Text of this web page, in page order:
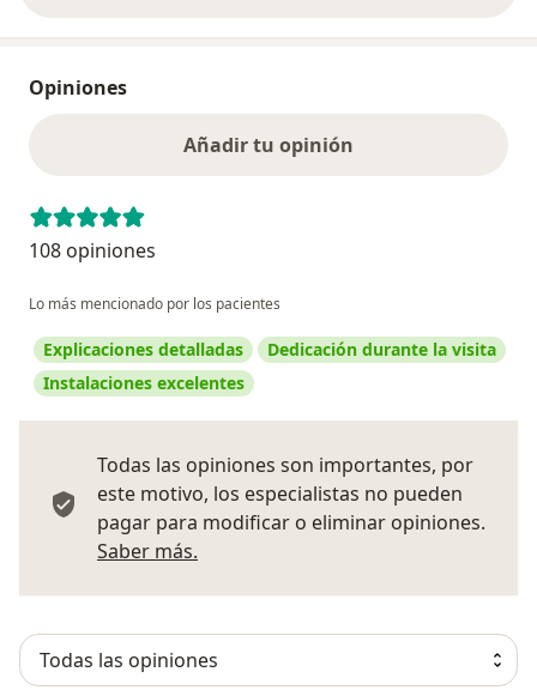
Opiniones
Añadir tu opinión
108 opiniones
Lo más mencionado por los pacientes
Explicaciones detalladas
Dedicación durante la visita
Instalaciones excelentes
Todas las opiniones son importantes, por
este motivo, los especialistas no pueden
pagar para modificar o eliminar opiniones.
Saber más.